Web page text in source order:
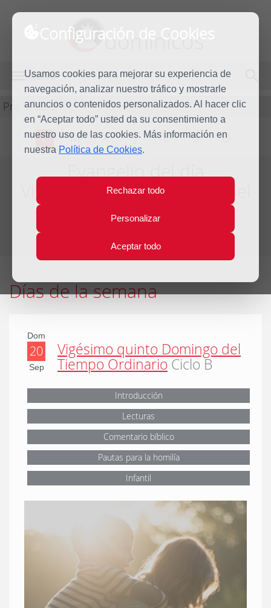
Configuración de Cookies
Usamos cookies para mejorar su experiencia de
navegación, analizar nuestro tráfico y mostrarle
anuncios o contenidos personalizados. Al hacer clic
en “Aceptar todo” usted da su consentimiento a
nuestro uso de las cookies. Más información en
nuestra Política de Cookies.
Rechazar todo
Personalizar
Aceptar todo
dominicos
MENÚ
Predicación
L M X J V S D
Evangelio del día
Vigésimo quinta Semana del
Tiempo Ordinario
Días de la semana
Dom
20
Sep
Vigésimo quinto Domingo del
Tiempo Ordinario Ciclo B
Introducción
Lecturas
Comentario bíblico
Pautas para la homilía
Infantil